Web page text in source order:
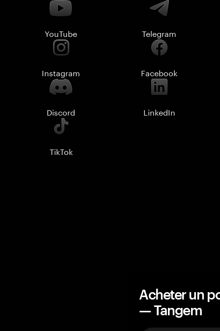
YouTube Telegram
Instagram Facebook
Discord LinkedIn
TikTok
Acheter un
— Tangem